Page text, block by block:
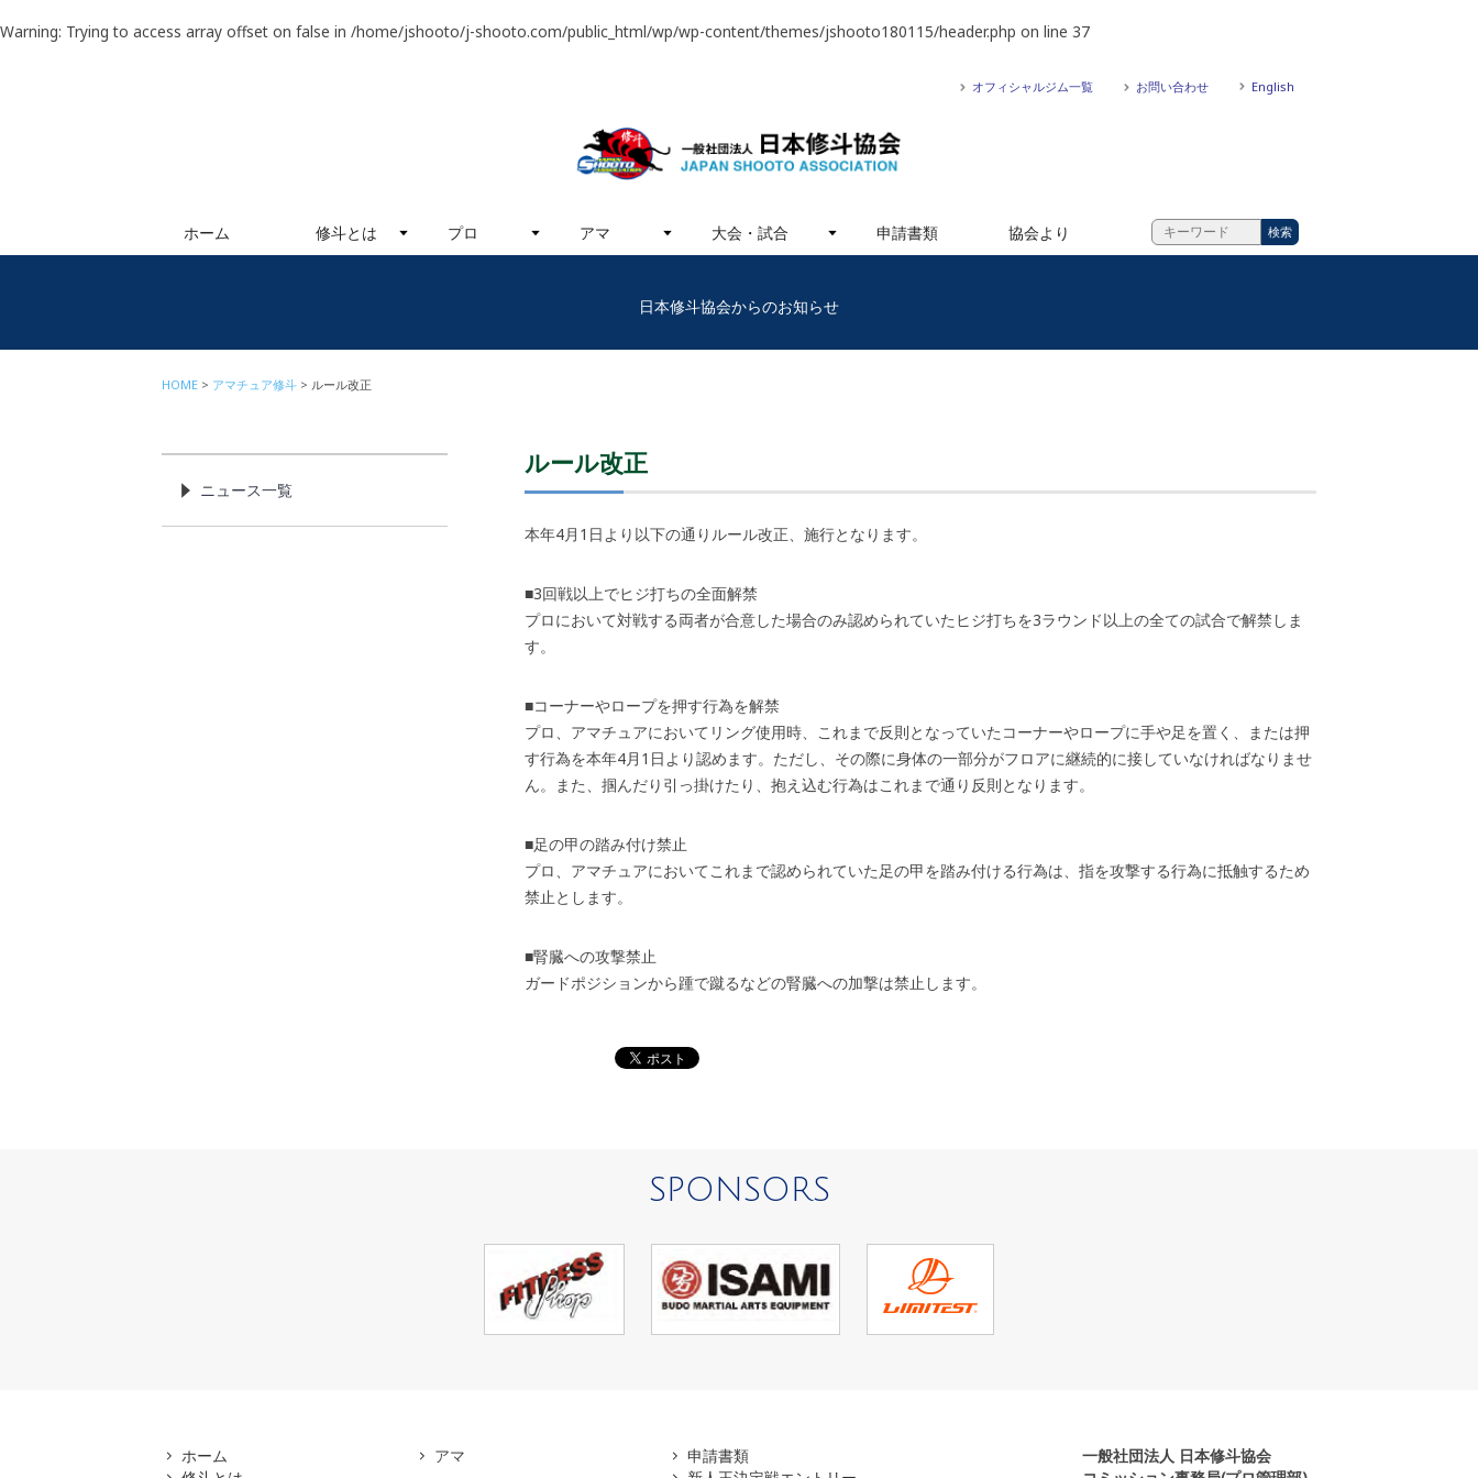
Warning: Trying to access array offset on false in /home/jshooto/j-shooto.com/public_html/wp/wp-content/themes/jshooto180115/header.php on line 37
オフィシャルジム一覧 お問い合わせ English
ホーム 修斗とは プロ アマ 大会・試合 申請書類 協会より
日本修斗協会からのお知らせ
HOME アマチュア修斗 ルール改正
ルール改正
本年4月1日より以下の通りルール改正、施行となります。
■3回戦以上でヒジ打ちの全面解禁
プロにおいて対戦する両者が合意した場合のみ認められていたヒジ打ちを3ラウンド以上の全ての試合で解禁しま
す。
■コーナーやロープを押す行為を解禁
プロ、アマチュアにおいてリング使用時、これまで反則となっていたコーナーやロープに手や足を置く、または押
す行為を本年4月1日より認めます。ただし、その際に身体の一部分がフロアに継続的に接していなければなりませ
ん。また、掴んだり引っ掛けたり、抱え込む行為はこれまで通り反則となります。
■足の甲の踏み付け禁止
プロ、アマチュアにおいてこれまで認められていた足の甲を踏み付ける行為は、指を攻撃する行為に抵触するため
禁止とします。
■腎臓への攻撃禁止
ガードポジションから踵で蹴るなどの腎臓への加撃は禁止します。
ニュース一覧
SPONSORS
ホーム
アマ
申請書類
一般社団法人 日本修斗協会